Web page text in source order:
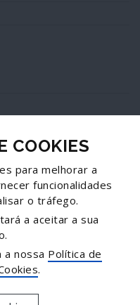
COOKIES
para melhorar a
funcionalidades
o tráfego.
a aceitar a sua
a nossa Política de
.